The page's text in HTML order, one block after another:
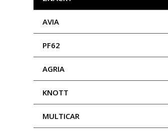
AVIA
PF62
AGRIA
KNOTT
MULTICAR